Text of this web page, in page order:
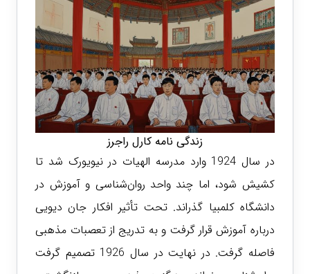
زندگی نامه کارل راجرز
در سال 1924 وارد مدرسه الهیات در نیویورک شد تا
کشیش شود، اما چند واحد روان‌شناسی و آموزش در
دانشگاه کلمبیا گذراند. تحت تأثیر افکار جان دیویی
درباره آموزش قرار گرفت و به تدریج از تعصبات مذهبی
فاصله گرفت. در نهایت در سال 1926 تصمیم گرفت